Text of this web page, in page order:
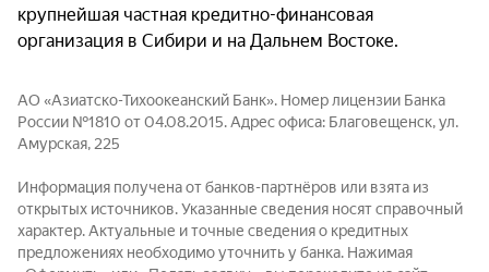
крупнейшая частная кредитно-финансовая
организация в Сибири и на Дальнем Востоке.
АО «Азиатско-Тихоокеанский Банк». Номер лицензии Банка
России №1810 от 04.08.2015. Адрес офиса: Благовещенск, ул.
Амурская, 225
Информация получена от банков-партнёров или взята из
открытых источников. Указанные сведения носят справочный
характер. Актуальные и точные сведения о кредитных
предложениях необходимо уточнить у банка. Нажимая